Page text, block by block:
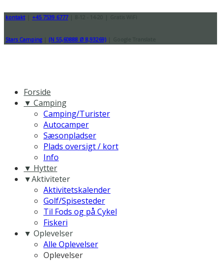
kontakt +45 7539 6777
Stars Camping (N 55,60888 Ø 8,93269)
Forside
▼ Camping
Camping/Turister
Autocamper
Sæsonpladser
Plads oversigt / kort
Info
▼ Hytter
▼Aktiviteter
Aktivitetskalender
Golf/Spisesteder
Til Fods og på Cykel
Fiskeri
▼ Oplevelser
Alle Oplevelser
Oplevelser